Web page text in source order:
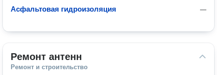
—
Асфальтовая гидроизоляция
Ремонт антенн
Ремонт и строительство